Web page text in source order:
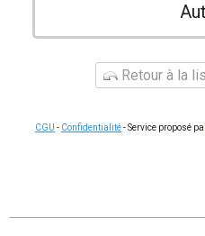
Retour à la
CGU - Confidentialité- Service proposé